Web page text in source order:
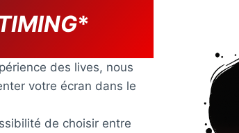
*
des lives, nous
votre écran dans le
de choisir entre